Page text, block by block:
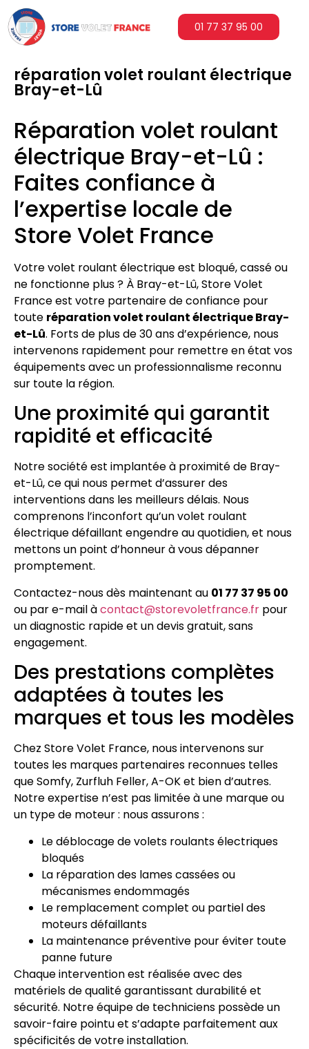
01 77 37 95 00
réparation volet roulant électrique
Bray-et-Lû
Réparation volet roulant
électrique Bray-et-Lû :
Faites confiance à
l’expertise locale de
Store Volet France
Votre volet roulant électrique est bloqué, cassé ou
ne fonctionne plus ? À Bray-et-Lû, Store Volet
France est votre partenaire de confiance pour
toute réparation volet roulant électrique Bray-
et-Lû. Forts de plus de 30 ans d’expérience, nous
intervenons rapidement pour remettre en état vos
équipements avec un professionnalisme reconnu
sur toute la région.
Une proximité qui garantit
rapidité et efficacité
Notre société est implantée à proximité de Bray-
et-Lû, ce qui nous permet d’assurer des
interventions dans les meilleurs délais. Nous
comprenons l’inconfort qu’un volet roulant
électrique défaillant engendre au quotidien, et nous
mettons un point d’honneur à vous dépanner
promptement.
Contactez-nous dès maintenant au 01 77 37 95 00
ou par e-mail àcontact@storevoletfrance.fr pour
un diagnostic rapide et un devis gratuit, sans
engagement.
Des prestations complètes
adaptées à toutes les
marques et tous les modèles
Chez Store Volet France, nous intervenons sur
toutes les marques partenaires reconnues telles
que Somfy, Zurfluh Feller, A-OK et bien d’autres.
Notre expertise n’est pas limitée à une marque ou
un type de moteur : nous assurons :
Le déblocage de volets roulants électriques
bloqués
La réparation des lames cassées ou
mécanismes endommagés
Le remplacement complet ou partiel des
moteurs défaillants
La maintenance préventive pour éviter toute
panne future
Chaque intervention est réalisée avec des
matériels de qualité garantissant durabilité et
sécurité. Notre équipe de techniciens possède un
savoir-faire pointu et s’adapte parfaitement aux
spécificités de votre installation.